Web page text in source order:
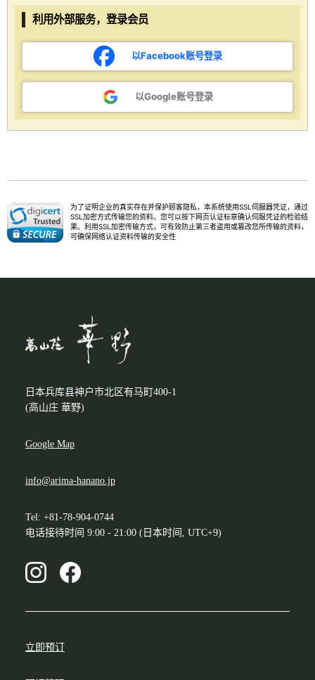
利用外部服务，登录会员
以Facebook账号登录
以Google账号登录
为了证明企业的真实存在并保护顾客隐私，本系统使用SSL伺服器凭证，通过
SSL加密方式传输您的资料。您可以按下网页认证标章确认伺服凭证的检验结
果。利用SSL加密传输方式，可有效防止第三者盗用或篡改您所传输的资料，
可确保网络认证资料传输的安全性
日本兵库县神户市北区有马町400-1
(高山庄 華野)
Google Map
info@arima-hanano.jp
Tel: +81-78-904-0744
电话接待时间 9:00 - 21:00 (日本时间, UTC+9)
立即预订